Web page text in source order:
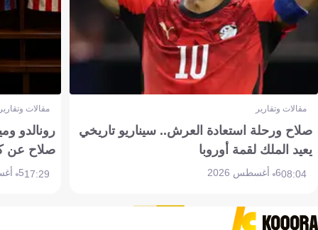
مقالات وتقارير
صلاح ورحلة استعادة العرش.. سيناريو تاريخي
يعيد الملك لقمة أوروبا
08:046 أغسطس 2026
مقالات
رونالدو
صلاح عن
17:295 أغسطس 2026